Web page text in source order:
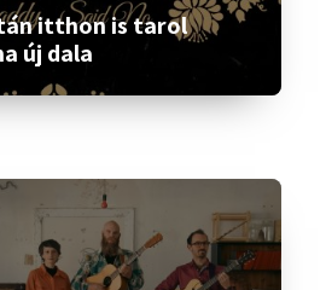
itthon is tarol
új dala